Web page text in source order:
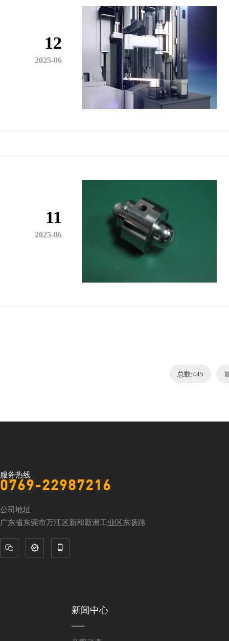
12
2025-06
11
2025-06
总数:445
服务热线
0769-22987216
公司地址
广东省东莞市万江区新和新洲工业区东扬路
  
新闻中心